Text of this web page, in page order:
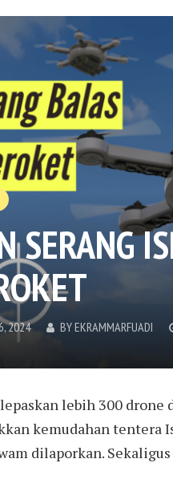
SERANG
2024 BYEKRAMMARFUADI
lebih 300 drone
kemudahan tentera
dilaporkan.